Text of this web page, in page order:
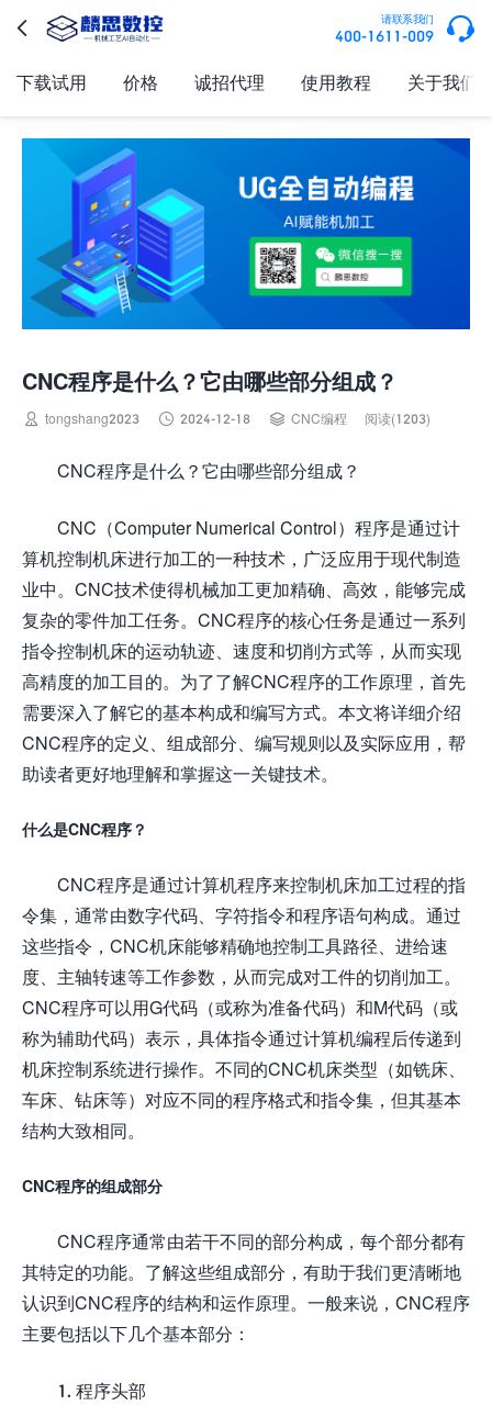
 请联系我们
400-1611-009 
下载试用 价格 诚招代理 使用教程 关于我们
CNC程序是什么？它由哪些部分组成？
 tongshang2023  2024-12-18  CNC编程 阅读(1203)
CNC程序是什么？它由哪些部分组成？
CNC（Computer Numerical Control）程序是通过计
算机控制机床进行加工的一种技术，广泛应用于现代制造
业中。CNC技术使得机械加工更加精确、高效，能够完成
复杂的零件加工任务。CNC程序的核心任务是通过一系列
指令控制机床的运动轨迹、速度和切削方式等，从而实现
高精度的加工目的。为了了解CNC程序的工作原理，首先
需要深入了解它的基本构成和编写方式。本文将详细介绍
CNC程序的定义、组成部分、编写规则以及实际应用，帮
助读者更好地理解和掌握这一关键技术。
什么是CNC程序？
CNC程序是通过计算机程序来控制机床加工过程的指
令集，通常由数字代码、字符指令和程序语句构成。通过
这些指令，CNC机床能够精确地控制工具路径、进给速
度、主轴转速等工作参数，从而完成对工件的切削加工。
CNC程序可以用G代码（或称为准备代码）和M代码（或
称为辅助代码）表示，具体指令通过计算机编程后传递到
机床控制系统进行操作。不同的CNC机床类型（如铣床、
车床、钻床等）对应不同的程序格式和指令集，但其基本
结构大致相同。
CNC程序的组成部分
CNC程序通常由若干不同的部分构成，每个部分都有
其特定的功能。了解这些组成部分，有助于我们更清晰地
认识到CNC程序的结构和运作原理。一般来说，CNC程序
主要包括以下几个基本部分：
1. 程序头部